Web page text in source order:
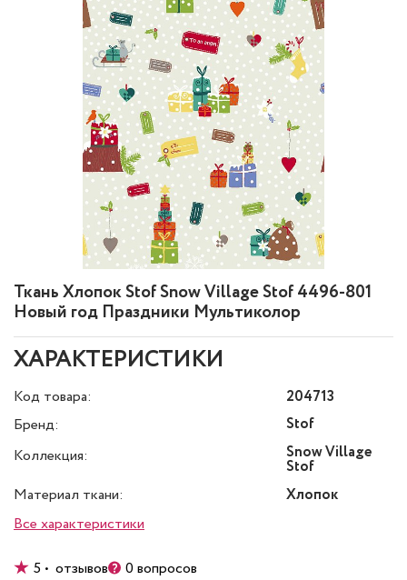
Ткань Хлопок Stof Snow Village Stof 4496-801
Новый год Праздники Мультиколор
ХАРАКТЕРИСТИКИ
Код товара:
204713
Бренд:
Stof
Коллекция:
Snow Village
Stof
Материал ткани:
Хлопок
Все характеристики
5 • отзывов 0 вопросов